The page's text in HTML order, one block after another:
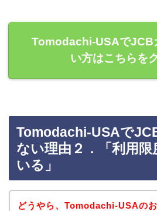
Tomodachi-USAでJCB
い方はこちらを
Tomodachi-USAで
ない理由２．「利用限
いる」
どうやら、Tomodachi-USAの